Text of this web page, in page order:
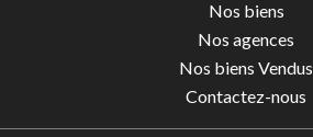
Nos biens
Nos agences
Nos biens Vendus
Contactez-nous